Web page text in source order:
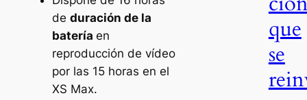
de duración de la
batería en
reproducción de vídeo
por las 15 horas en el
XS Max.
que
se